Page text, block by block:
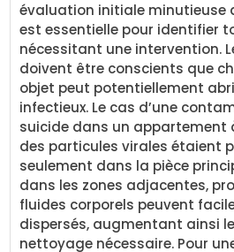
évaluation initiale minutieuse
est essentielle pour identifier
nécessitant une intervention.
doivent être conscients que
objet peut potentiellement
infectieux. Le cas d’une
suicide dans un appartement
des particules virales étaient
seulement dans la pièce
dans les zones adjacentes,
fluides corporels peuvent
dispersés, augmentant ainsi
nettoyage nécessaire. Pour